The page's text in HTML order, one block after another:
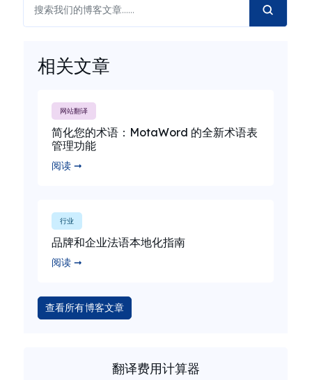
相关文章
网站翻译
简化您的术语：MotaWord 的全新术语表
管理功能
阅读 ➞
行业
品牌和企业法语本地化指南
阅读 ➞
查看所有博客文章
翻译费用计算器